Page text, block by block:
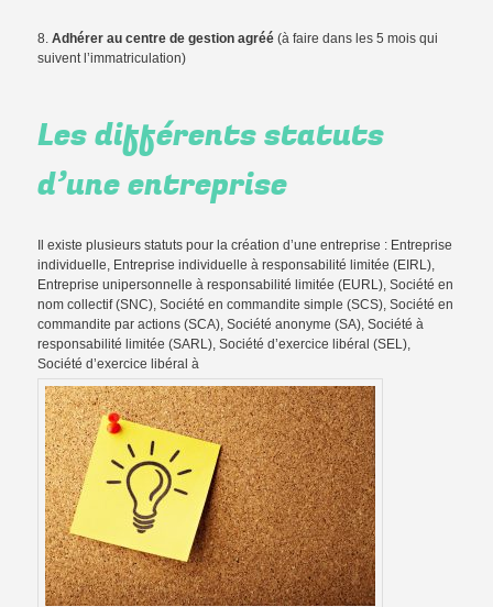
8.Adhérer au centre de gestion agréé (à faire dans les 5 mois qui
suivent l’immatriculation)
Les différents statuts
d’une entreprise
Il existe plusieurs statuts pour la création d’une entreprise : Entreprise
individuelle, Entreprise individuelle à responsabilité limitée (EIRL),
Entreprise unipersonnelle à responsabilité limitée (EURL), Société en
nom collectif (SNC), Société en commandite simple (SCS), Société en
commandite par actions (SCA), Société anonyme (SA), Société à
responsabilité limitée (SARL), Société d’exercice libéral (SEL),
Société d’exercice libéral à